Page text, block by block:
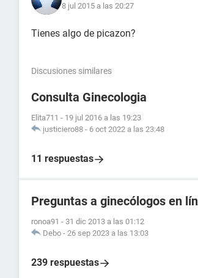
8 jul 2015 a las 20:27
Tienes algo de picazon?
Discusiones similares
Consulta Ginecologia
Elita711 - 19 jul 2016 a las 19:23
justiciero88 - 6 oct 2022 a las 23:48
11 respuestas
Preguntas a ginecólogos en
ronoa91 - 31 dic 2013 a las 01:12
Debo - 26 sep 2023 a las 13:03
239 respuestas